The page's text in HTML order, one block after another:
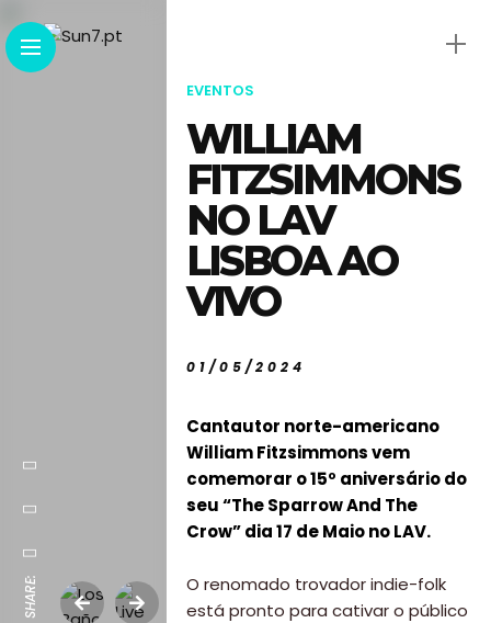
SHARE:
EVENTOS
WILLIAM
FITZSIMMONS
NO LAV
LISBOA AO
VIVO
01/05/2024
Cantautor norte-americano
William Fitzsimmons vem
comemorar o 15º aniversário do
seu “The Sparrow And The
Crow” dia 17 de Maio no LAV.
O renomado trovador indie-folk
está pronto para cativar o público